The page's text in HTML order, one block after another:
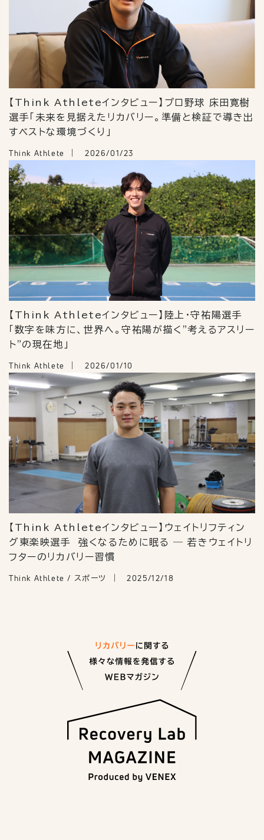
【Think Athleteインタビュー】プロ野球 床田寛樹
選手「未来を見据えたリカバリー。準備と検証で導き出
すベストな環境づくり」
Think Athlete 2026/01/23
【Think Athleteインタビュー】陸上・守祐陽選手
「数字を味方に、世界へ。守祐陽が描く"考えるアスリー
ト"の現在地」
Think Athlete 2026/01/10
【Think Athleteインタビュー】ウェイトリフティン
グ東楽映選手 強くなるために眠る ― 若きウェイトリ
フターのリカバリー習慣
Think Athlete / スポーツ 2025/12/18